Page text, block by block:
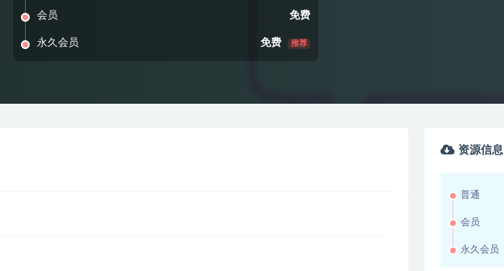
会员 免费
永久会员 免费 推荐
资源信息
普通
会员
永久会员